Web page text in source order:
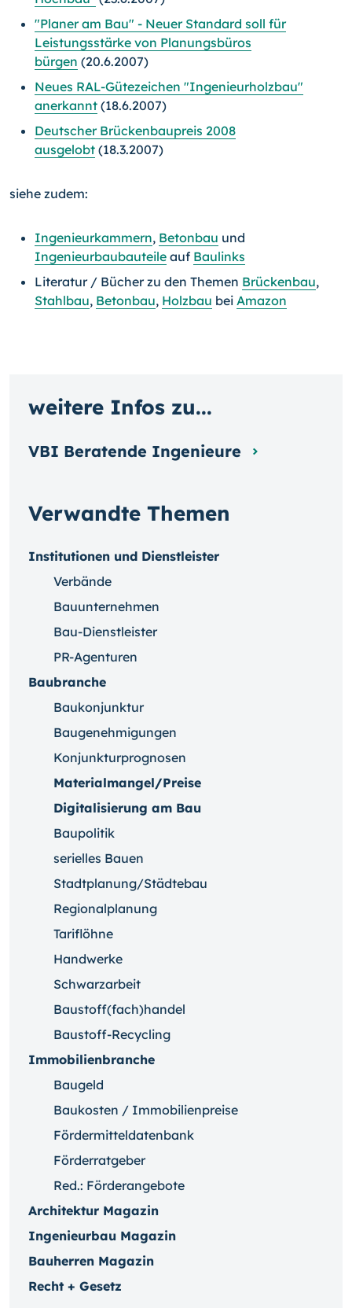
"Planer am Bau" - Neuer Standard soll für
Leistungsstärke von Planungsbüros
bürgen (20.6.2007)
Neues RAL-Gütezeichen "Ingenieurholzbau"
anerkannt (18.6.2007)
Deutscher Brückenbaupreis 2008
ausgelobt (18.3.2007)
siehe zudem:
Ingenieurkammern, Betonbau und
Ingenieurbaubauteile auf Baulinks
Literatur / Bücher zu den Themen Brückenbau,
Stahlbau, Betonbau, Holzbau bei Amazon
Verwandte Themen
Institutionen und Dienstleister
Verbände
Bauunternehmen
Bau-Dienstleister
PR-Agenturen
Baubranche
Baukonjunktur
Baugenehmigungen
Konjunkturprognosen
Materialmangel/Preise
Digitalisierung am Bau
Baupolitik
serielles Bauen
Stadtplanung/Städtebau
Regionalplanung
Tariflöhne
Handwerke
Schwarzarbeit
Baustoff(fach)handel
Baustoff-Recycling
Immobilienbranche
Baugeld
Baukosten / Immobilienpreise
Fördermitteldatenbank
Förderratgeber
Red.: Förderangebote
Architektur Magazin
Ingenieurbau Magazin
Bauherren Magazin
Recht + Gesetz
weitere Infos zu...
VBI Beratende Ingenieure